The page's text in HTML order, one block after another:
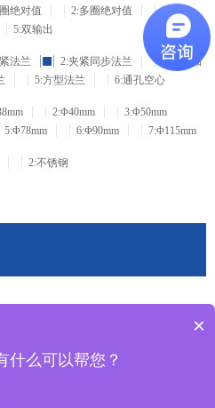
绝对值 2:多圈绝对值
3:增量
5:双输出
法兰 2:夹紧同步法兰
3:盲孔轴
5:方型法兰 6:通孔空心
2:Φ40mm
3:Φ50mm
5:Φ78mm 6:Φ90mm 7:Φ115mm
2:不锈钢
×
什么可以帮您？